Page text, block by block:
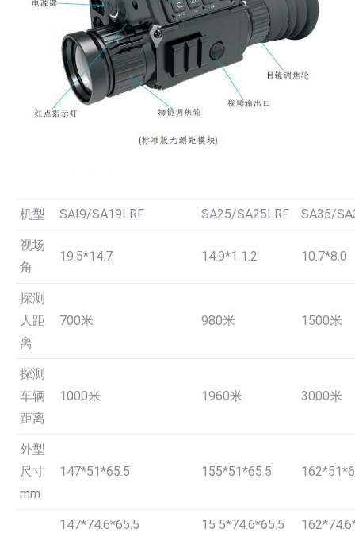
机型 SAI9/SA19LRF SA25/SA25LRF SA35/
视场
角
19.5*14.7 14.9*1 1.2 10.7*8.0
探测
人距
离
700米 980米 1500米
探测
车辆
距离
1000米 1960米 3000米
外型
尺寸
mm
147*51*65.5 155*51*65.5
147*74.6*65.5 15 5*74.6*65.5